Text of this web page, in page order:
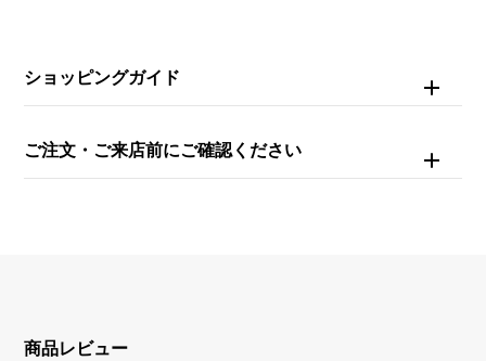
ショッピングガイド
ご注文・ご来店前にご確認ください
商品レビュー